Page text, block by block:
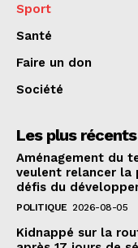
Sport
Santé
Faire un don
Société
Les plus récents
Aménagement du
veulent relancer la
défis du
POLITIQUE 2026-08-05
Kidnappé sur la